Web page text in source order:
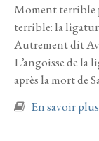
Moment terrible
terrible: la
Autrement dit
L’angoisse de la
après la mort de
En savoir plus